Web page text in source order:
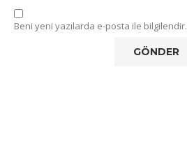
Beni yeni yazılarda e-posta ile bilgilendir.